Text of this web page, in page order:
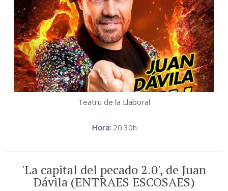
Teatru de la Llaboral
Hora:20.30h
'La capital del pecado 2.0', de Juan
Dávila (ENTRAES ESCOSAES)